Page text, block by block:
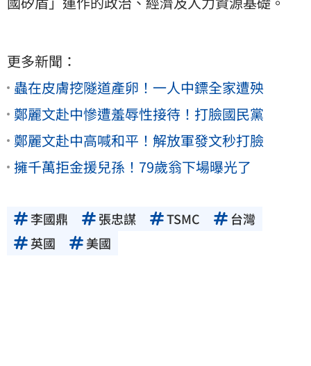
更多新聞：
蟲在皮膚挖隧道產卵！一人中鏢全家遭殃
鄭麗文赴中慘遭羞辱性接待！打臉國民黨
鄭麗文赴中高喊和平！解放軍發文秒打臉
擁千萬拒金援兒孫！79歲翁下場曝光了
李國鼎 張忠謀 TSMC
台灣
英國
美國